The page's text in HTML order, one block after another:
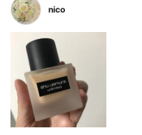
nico